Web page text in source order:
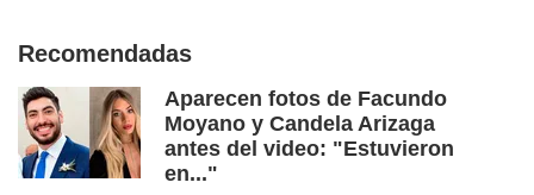
Recomendadas
Aparecen fotos de Facundo
Moyano y Candela Arizaga
antes del video: "Estuvieron
en..."